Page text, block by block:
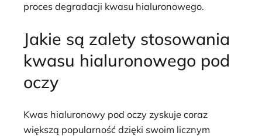
proces degradacji kwasu hialuronowego.
Jakie są zalety stosowania
kwasu hialuronowego pod
oczy
Kwas hialuronowy pod oczy zyskuje coraz
większą popularność dzięki swoim licznym